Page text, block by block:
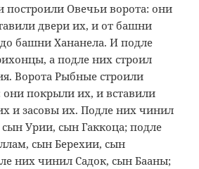
построили Овечьи ворота: они
двери их, и от башни
башни Хананела. И подле
а подле них строил
Ворота Рыбные строили
покрыли их, и вставили
и засовы их. Подле них чинил
Урии, сын Гаккоца; подле
сын Берехии, сын
них чинил Садок, сын Бааны;